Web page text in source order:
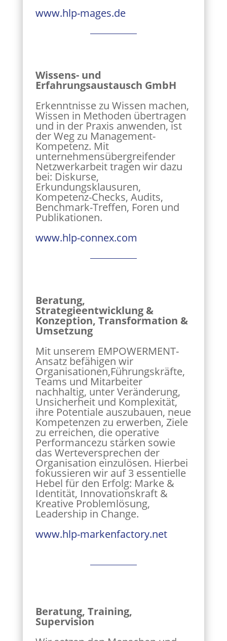
www.hlp-mages.de
Wissens- und
Erfahrungsaustausch GmbH
Erkenntnisse zu Wissen machen,
Wissen in Methoden übertragen
und in der Praxis anwenden, ist
der Weg zu Management-
Kompetenz. Mit
unternehmensübergreifender
Netzwerkarbeit tragen wir dazu
bei: Diskurse,
Erkundungsklausuren,
Kompetenz-Checks, Audits,
Benchmark-Treffen, Foren und
Publikationen.
www.hlp-connex.com
Beratung,
Strategieentwicklung &
Konzeption, Transformation &
Umsetzung
Mit unserem EMPOWERMENT-
Ansatz befähigen wir
Organisationen,Führungskräfte,
Teams und Mitarbeiter
nachhaltig, unter Veränderung,
Unsicherheit und Komplexität,
ihre Potentiale auszubauen, neue
Kompetenzen zu erwerben, Ziele
zu erreichen, die operative
Performancezu stärken sowie
das Werteversprechen der
Organisation einzulösen. Hierbei
fokussieren wir auf 3 essentielle
Hebel für den Erfolg: Marke &
Identität, Innovationskraft &
Kreative Problemlösung,
Leadership in Change.
www.hlp-markenfactory.net
Beratung, Training,
Supervision